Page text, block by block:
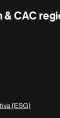
& CAC
(ESG)